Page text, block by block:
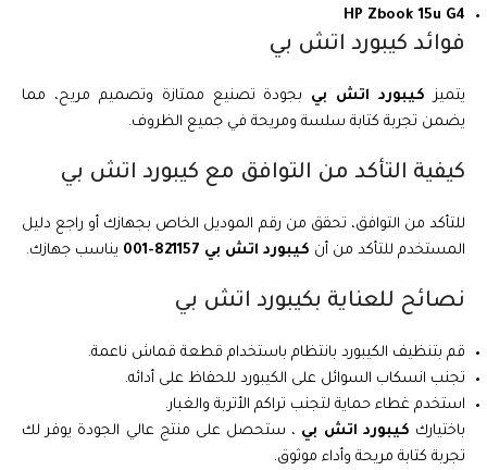
HP Zbook 15u G4
فوائد كيبورد اتش بي
يتميز كيبورد اتش بي بجودة تصنيع ممتازة وتصميم مريح، مما
يضمن تجربة كتابة سلسة ومريحة في جميع الظروف.
كيفية التأكد من التوافق مع كيبورد اتش بي
للتأكد من التوافق، تحقق من رقم الموديل الخاص بجهازك أو راجع دليل
المستخدم للتأكد من أن كيبورد اتش بي 821157-001 يناسب جهازك.
نصائح للعناية بكيبورد اتش بي
قم بتنظيف الكيبورد بانتظام باستخدام قطعة قماش ناعمة.
تجنب انسكاب السوائل على الكيبورد للحفاظ على أدائه.
استخدم غطاء حماية لتجنب تراكم الأتربة والغبار.
باختيارك كيبورد اتش بي ، ستحصل على منتج عالي الجودة يوفر لك
تجربة كتابة مريحة وأداء موثوق.